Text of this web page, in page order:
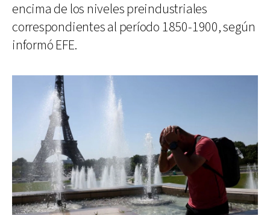
encima de los niveles preindustriales
correspondientes al período 1850-1900, según
informó EFE.